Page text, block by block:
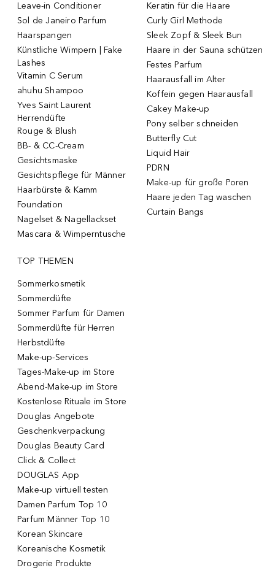
Leave-in Conditioner
Sol de Janeiro Parfum
Haarspangen
Künstliche Wimpern | Fake
Lashes
Vitamin C Serum
ahuhu Shampoo
Yves Saint Laurent
Herrendüfte
Rouge & Blush
BB- & CC-Cream
Gesichtsmaske
Gesichtspflege für Männer
Haarbürste & Kamm
Foundation
Nagelset & Nagellackset
Mascara & Wimperntusche
Keratin für die Haare
Curly Girl Methode
Sleek Zopf & Sleek Bun
Haare in der Sauna schützen
Festes Parfum
Haarausfall im Alter
Koffein gegen Haarausfall
Cakey Make-up
Pony selber schneiden
Butterfly Cut
Liquid Hair
PDRN
Make-up für große Poren
Haare jeden Tag waschen
Curtain Bangs
TOP THEMEN
Sommerkosmetik
Sommerdüfte
Sommer Parfum für Damen
Sommerdüfte für Herren
Herbstdüfte
Make-up-Services
Tages-Make-up im Store
Abend-Make-up im Store
Kostenlose Rituale im Store
Douglas Angebote
Geschenkverpackung
Douglas Beauty Card
Click & Collect
DOUGLAS App
Make-up virtuell testen
Damen Parfum Top 10
Parfum Männer Top 10
Korean Skincare
Koreanische Kosmetik
Drogerie Produkte